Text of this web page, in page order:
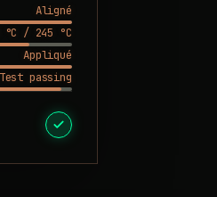
Aligné
°C / 245 °C
Appliqué
Test passing